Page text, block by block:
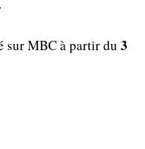
sur MBC à partir du 3